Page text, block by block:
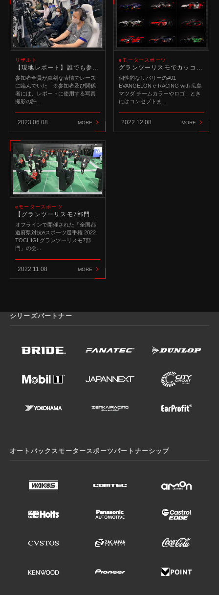
リザルト
【現地レポート】誰でも参加できるグランツーリスモ7の大会「Joshin岸和田カップ」
参加者全員が真剣な表情でレース
に臨んでいた ※参加者及び関係
者には、レポートに使用する写真
撮影の許...
2023.06.08 MORE
eモータースポーツ
グランツーリスモでカッコいいリバリーを作りたい！プロデザイナーのアプローチ方法を大解剖
個性的なリバリーの#01
EVANGELON e-RACING with 広島
マツダ チームカラーやロゴ、とき
にはコンセプトま...
2022.12.08 MORE
eモータースポーツ
【グランツーリスモ7部門】全国都道府県対抗eスポーツ選手権 2022 TOCHIGIレースレポート｜JEGT認定ドライバーがワンツーフィニッシュ
オフラインで開催された「全国都
道府県対抗eスポーツ選手権 2022
TOCHIGI グランツーリスモ7部
門」の会...
2022.11.08 MORE
シリーズパートナー
オートバックスモータースポーツパートナーシップ